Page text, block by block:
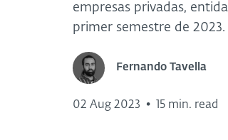
empresas privadas,
primer semestre de 2023.
Fernando Tavella
02 Aug 2023 • 15 min. read